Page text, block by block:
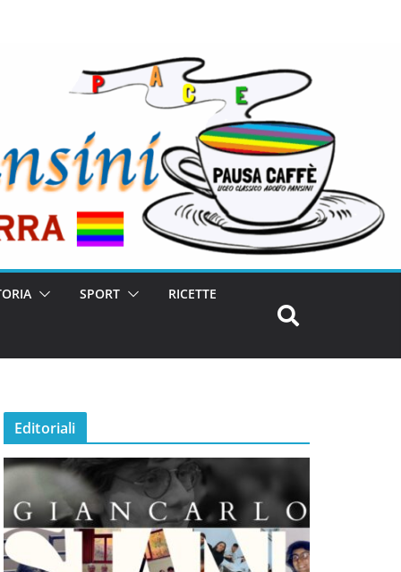
SPORT RICETTE
Editoriali